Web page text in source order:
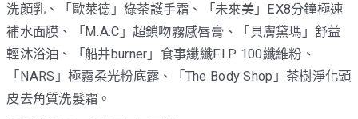
洗顏乳、「歐萊德」綠茶護手霜、「未來美」EX8分鐘極速
補水面膜、「M.A.C」超鎖吻霧感唇膏、「貝膚黛瑪」舒益
輕沐浴油、「船井burner」食事纖纖F.I.P 100纖維粉、
「NARS」極霧柔光粉底露、「The Body Shop」茶樹淨化頭
皮去角質洗髮霜。